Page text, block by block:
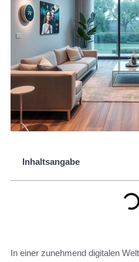
Inhaltsangabe
In einer zunehmend digitalen